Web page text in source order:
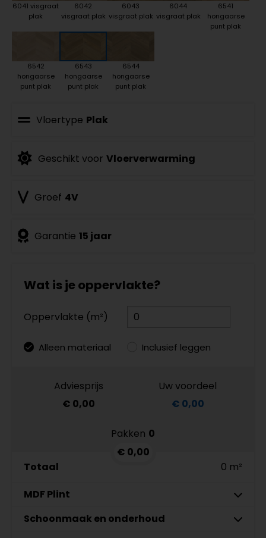
6041 visgraat
plak
6042
visgraat plak
6043
visgraat plak
6044
visgraat plak
6541
hongaarse
punt plak
6542
hongaarse
punt plak
6543
hongaarse
punt plak
6544
hongaarse
punt plak
Vloertype Plak
Geschikt voor Vloerverwarming
Groef 4V
Garantie 15 jaar
Wat is je oppervlakte?
Oppervlakte (m²)
Alleen materiaal Inclusief leggen
Adviesprijs
€ 0,00
Uw voordeel
€ 0,00
Pakken 0
€ 0,00
Totaal
0 m²
MDF Plint
7 cm
Schoonmaak en onderhoud